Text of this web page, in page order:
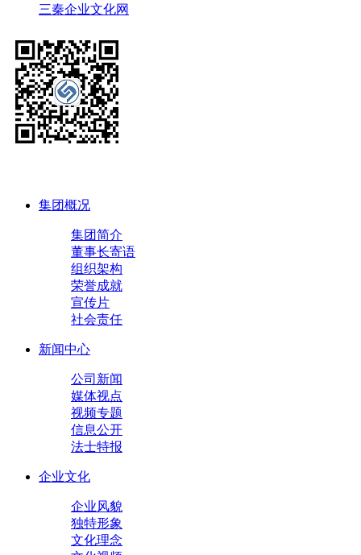
三秦企业文化网
集团概况
集团简介
董事长寄语
组织架构
荣誉成就
宣传片
社会责任
新闻中心
公司新闻
媒体视点
视频专题
信息公开
法士特报
企业文化
企业风貌
独特形象
文化理念